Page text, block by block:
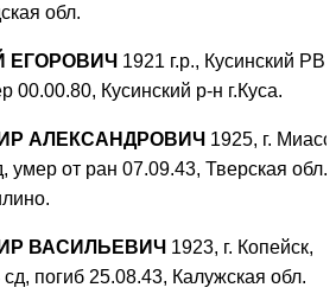
обл.
ЕГОРОВИЧ 1921 г.р., Кусинский
00.00.80, Кусинский р-н г.Куса.
АЛЕКСАНДРОВИЧ 1925, г. Миасс,
умер от ран 07.09.43, Тверская обл.
ВАСИЛЬЕВИЧ 1923, г. Копейск,
погиб 25.08.43, Калужская обл.